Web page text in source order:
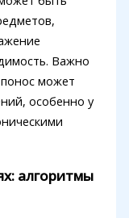
Важно
может
особенно у
алгоритмы